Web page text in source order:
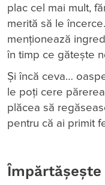
plac cel mai mult,
merită să le
menționează
în timp ce gătește
Și încă ceva…
le poți cere
plăcea să
pentru că ai primit